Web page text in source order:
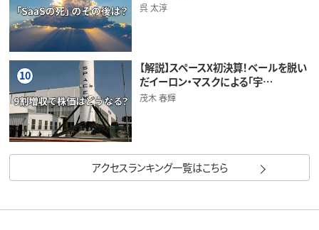
呉 太淳
10
【解説】スペースX初決算！ベールを脱い
だイーロン・マスクによる「宇…
茂木 春輝
アクセスランキング一覧はこちら